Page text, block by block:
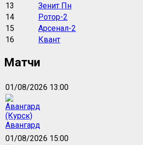
13
Зенит Пн
14
Ротор-2
15
Арсенал-2
16
Квант
Матчи
01/08/2026 13:00
Авангард
01/08/2026 15:00